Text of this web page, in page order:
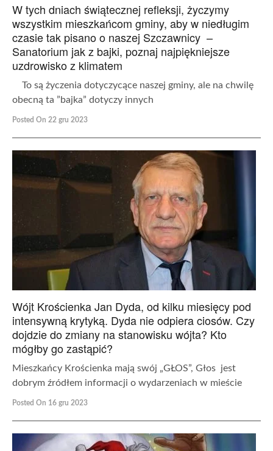
W tych dniach świątecznej refleksji, życzymy
wszystkim mieszkańcom gminy, aby w niedługim
czasie tak pisano o naszej Szczawnicy –
Sanatorium jak z bajki, poznaj najpiękniejsze
uzdrowisko z klimatem
To są życzenia dotyczycące naszej gminy, ale na chwilę
obecną ta ”bajka” dotyczy innych
Posted On 22 gru 2023
Wójt Krościenka Jan Dyda, od kilku miesięcy pod
intensywną krytyką. Dyda nie odpiera ciosów. Czy
dojdzie do zmiany na stanowisku wójta? Kto
mógłby go zastąpić?
Mieszkańcy Krościenka mają swój „GŁOS”, Głos jest
dobrym źródłem informacji o wydarzeniach w mieście
Posted On 16 gru 2023